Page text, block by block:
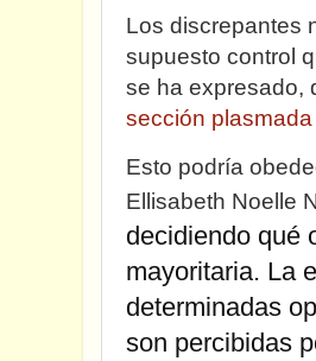
Los discrepantes
supuesto control
se ha expresado,
sección
Esto podría
Ellisabeth Noelle
decidiendo qué
mayoritaria. La
determinadas
son percibidas